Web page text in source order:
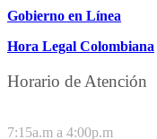
Gobierno en Línea
Hora Legal Colombiana
Horario de Atención
7:15a.m a 4:00p.m